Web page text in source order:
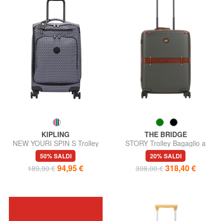
KIPLING
NEW YOURI SPIN S Trolley
misura piccola
50% SALDI
189,90 € 94,95 €
THE BRIDGE
STORY Trolley Bagaglio a
Mano
20% SALDI
398,00 € 318,40 €